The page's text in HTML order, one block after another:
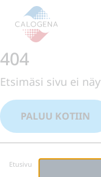
Contenu
Valikko
Alatunniste
404
Etsimäsi sivu ei
PALUU KOTIIN
Etusivu